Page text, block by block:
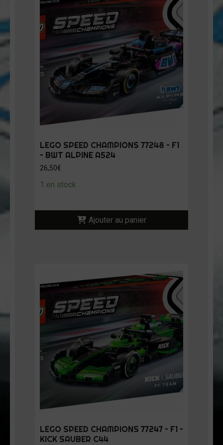
LEGO SPEED CHAMPIONS 77248 – F1
– BWT ALPINE A524
26,50€
1 en stock
Ajouter au panier
LEGO SPEED CHAMPIONS 77247 – F1 –
KICK SAUBER C44